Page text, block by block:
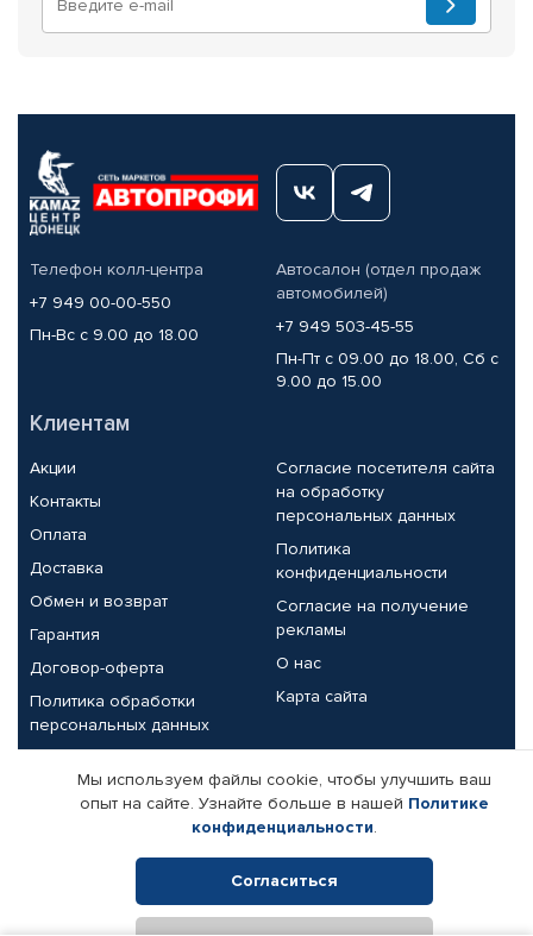
Телефон колл-центра
+7 949 00-00-550
Пн-Вс с 9.00 до 18.00
Автосалон (отдел продаж
автомобилей)
+7 949 503-45-55
Пн-Пт с 09.00 до 18.00, Сб с
9.00 до 15.00
Клиентам
Акции
Контакты
Оплата
Доставка
Обмен и возврат
Гарантия
Договор-оферта
Политика обработки
персональных данных
Согласие посетителя сайта
на обработку
персональных данных
Политика
конфиденциальности
Согласие на получение
рекламы
О нас
Карта сайта
Партнерам
Корпоративным клиентам
Поставщикам
Реквизиты компании
Мы используем файлы cookie, чтобы улучшить ваш
опыт на сайте. Узнайте больше в нашей Политике
конфиденциальности.
Согласиться